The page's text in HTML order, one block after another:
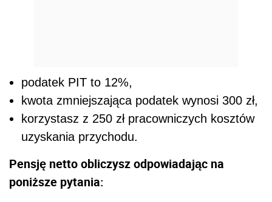
podatek PIT to 12%,
kwota zmniejszająca podatek wynosi 300 zł,
korzystasz z 250 zł pracowniczych kosztów
uzyskania przychodu.
Pensję netto obliczysz odpowiadając na
poniższe pytania: